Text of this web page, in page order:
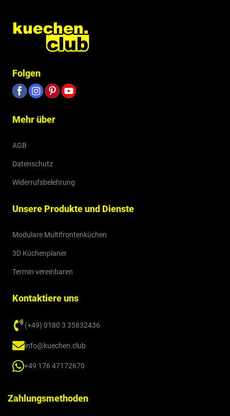
Mehr über
AGB
Datenschutz
Widerrufsbelehrung
Unsere Produkte und Dienste
Modulare Multifrontenküchen
3D Küchenplaner
Termin vereinbaren
Kontaktiere uns
(+49) 0180 3 35832436
info@kuechen.club
+49 176 47172670
Zahlungsmethoden
Folgen